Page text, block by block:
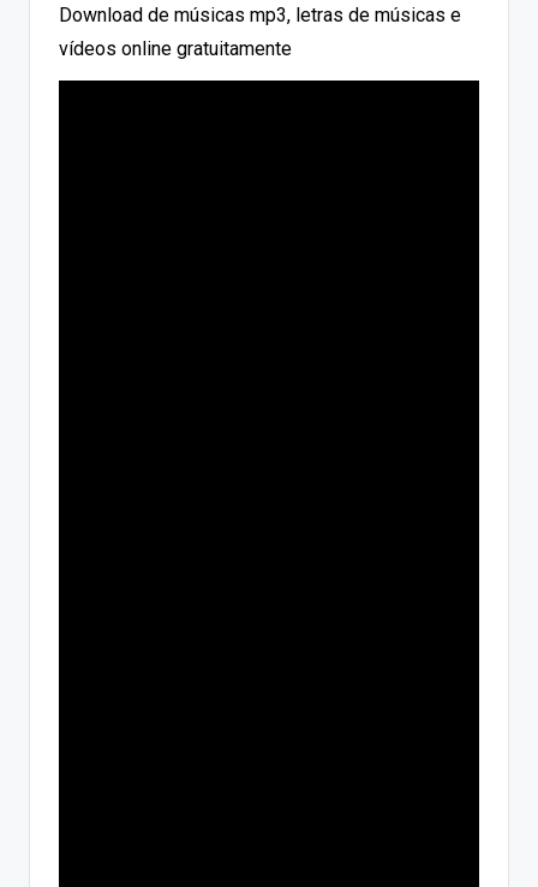
Download de músicas mp3, letras de músicas e
vídeos online gratuitamente